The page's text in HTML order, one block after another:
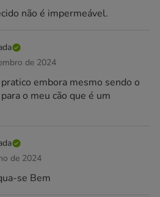
não é impermeável.
de 2024
embora mesmo sendo o
o meu cão que é um
de 2024
se Bem